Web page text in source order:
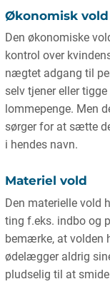
Økonomisk vold
Den økonomiske
kontrol over
nægtet adgang til
selv tjener eller
lommepenge. Men
sørger for at sætte
i hendes navn.
Materiel vold
Den materielle vold
ting f.eks. indbo og
bemærke, at volden
ødelægger aldrig
pludselig til at